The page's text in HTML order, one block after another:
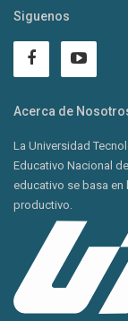
Siguenos
Acerca de
La Universidad
Educativo Nacional
educativo se basa
productivo.